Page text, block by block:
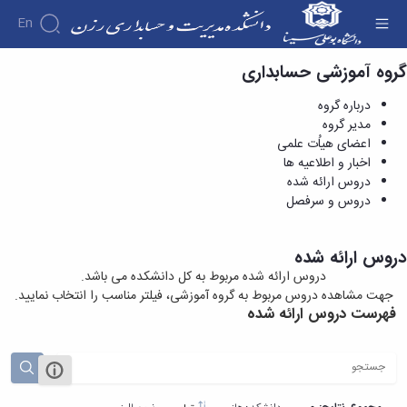
En
درباره
دانشکده
تاریخچه
ریاست
دانشکده
رؤسای
عکس
معرفی
شهر
رزن
سازمان
آموزش
آموزش
تقویم
آموزشی
دروس
ارائه
کارشناسی
ها
و
ها
پژوهش
پژوهش
اولویت
های
پژوهشی
پژوهشی
نشریات
دانشجویی
کارگاه
برنامه
انجمن
-
تشکل
های
اساتید
اساتید
اساتید
بازنشسته
کارکنان
گروه
های
آموزشی
گروه
آموزشی
آموزشی
حسابداری
دروس ارائه شده - دانشکده مدیریت و حسابداری
رزن
گروه آموزشی حسابداری
درباره گروه
مدیر گروه
اعضای هیاُت علمی
اخبار و اطلاعیه ها
دروس ارائه شده
دروس و سرفصل
دروس ارائه شده
دروس ارائه شده مربوط به کل دانشکده می باشد.
جهت مشاهده دروس مربوط به گروه آموزشی، فیلتر مناسب را انتخاب نمایید.
فهرست دروس ارائه شده